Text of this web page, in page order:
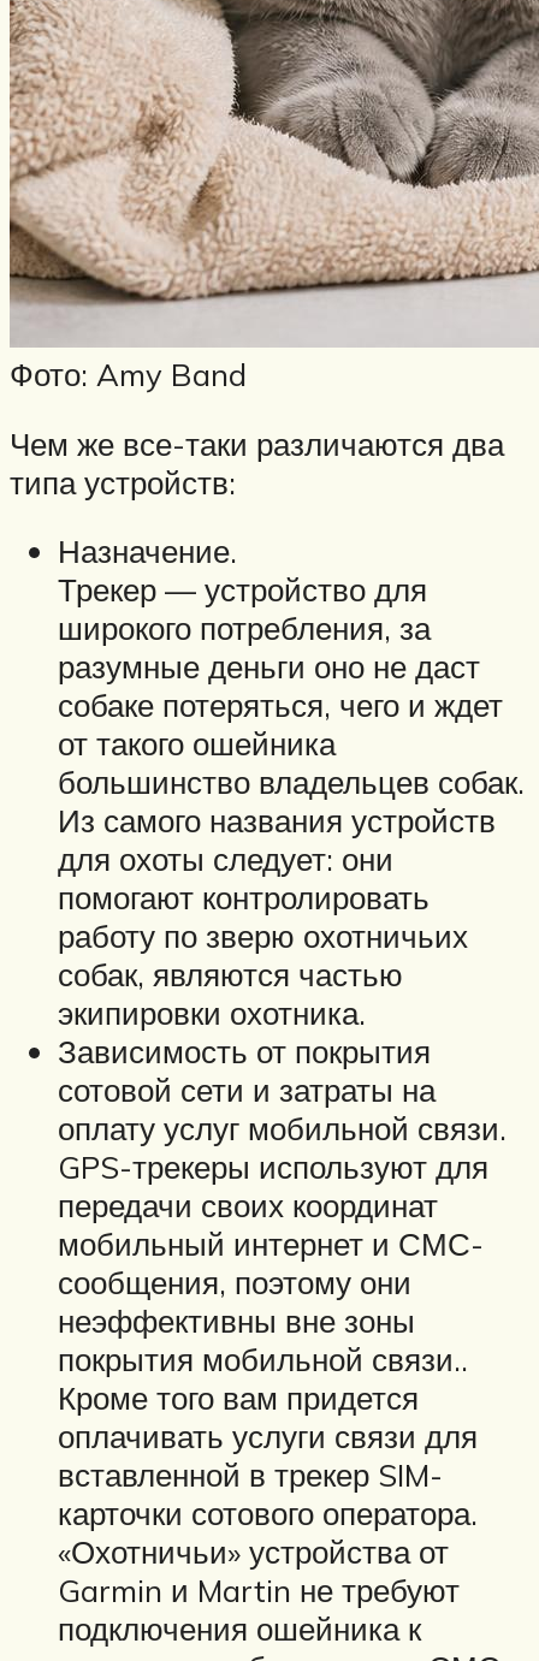
Фото: Amy Band
Чем же все-таки различаются два
типа устройств:
Назначение.
Трекер — устройство для
широкого потребления, за
разумные деньги оно не даст
собаке потеряться, чего и ждет
от такого ошейника
большинство владельцев собак.
Из самого названия устройств
для охоты следует: они
помогают контролировать
работу по зверю охотничьих
собак, являются частью
экипировки охотника.
Зависимость от покрытия
сотовой сети и затраты на
оплату услуг мобильной связи.
GPS-трекеры используют для
передачи своих координат
мобильный интернет и СМС-
сообщения, поэтому они
неэффективны вне зоны
покрытия мобильной связи..
Кроме того вам придется
оплачивать услуги связи для
вставленной в трекер SIM-
карточки сотового оператора.
«Охотничьи» устройства от
Garmin и Martin не требуют
подключения ошейника к